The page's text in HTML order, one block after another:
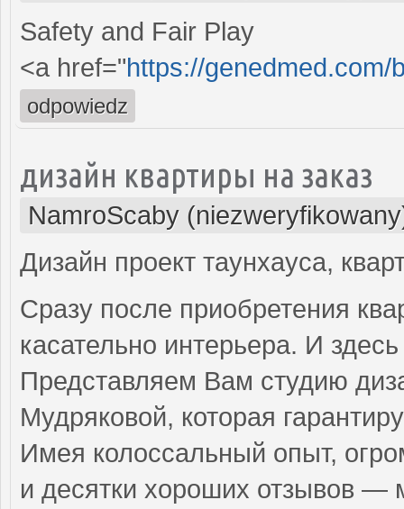
Safety and Fair Play
<a href="https://genedmed.com/
odpowiedz
дизайн квартиры на заказ
NamroScaby
Дизайн проект таунхауса,
Сразу после приобретения
касательно интерьера. И
Представляем Вам студию
Мудряковой, которая
Имея колоссальный опыт,
и десятки хороших отзывов —